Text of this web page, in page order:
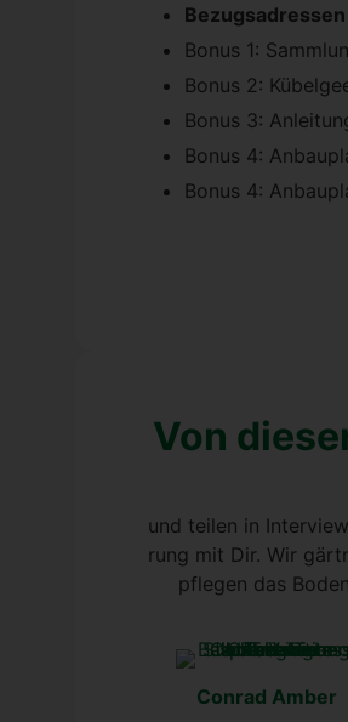
Bonus 1:
Bonus 2:
Bonus 3:
Bonus 4:
Bonus 4:
Von
und tei­len in
rung mit Dir. Wir
pfle­gen das
Con­rad Amber